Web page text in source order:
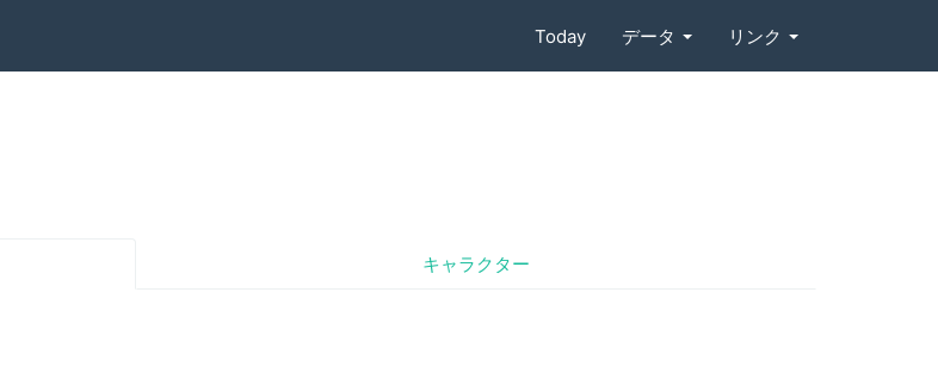
Today データ リンク
キャラクター